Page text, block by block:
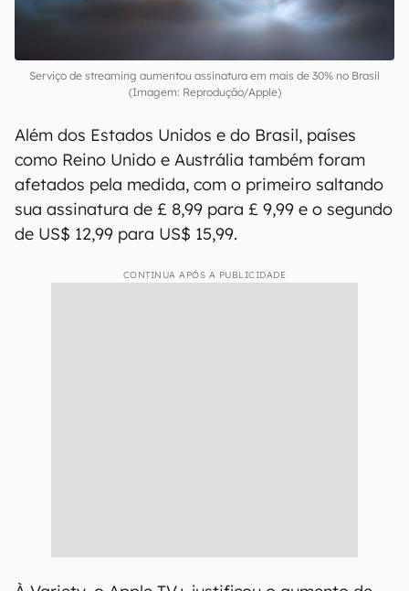
Serviço de streaming aumentou assinatura em mais de 30% no Brasil
(Imagem: Reprodução/Apple)
Além dos Estados Unidos e do Brasil, países
como Reino Unido e Austrália também foram
afetados pela medida, com o primeiro saltando
sua assinatura de £ 8,99 para £ 9,99 e o segundo
de US$ 12,99 para US$ 15,99.
CONTINUA APÓS A PUBLICIDADE